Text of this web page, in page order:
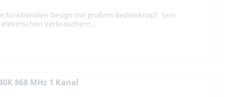
funktionalen Design mit großem Bedienknopf. Sein
Verbrauchern...
868 MHz 1 Kanal